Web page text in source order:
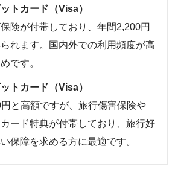
トカード（Visa）
険が付帯しており、年間2,200円
れます。国内外での利用頻度が高
です。
トカード（Visa）
と高額ですが、旅行傷害保険や
ード特典が付帯しており、旅行好
保障を求める方に最適です。